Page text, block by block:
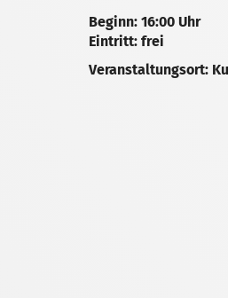
Beginn: 16:00 Uhr
Eintritt: frei
Veranstaltungsort: